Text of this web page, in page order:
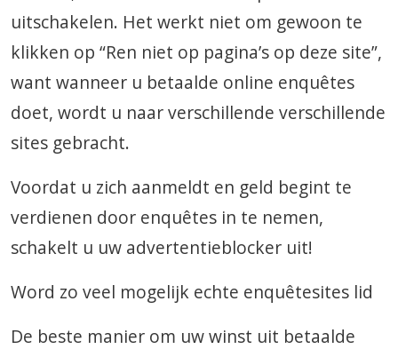
uitschakelen. Het werkt niet om gewoon te
klikken op “Ren niet op pagina’s op deze site”,
want wanneer u betaalde online enquêtes
doet, wordt u naar verschillende verschillende
sites gebracht.
Voordat u zich aanmeldt en geld begint te
verdienen door enquêtes in te nemen,
schakelt u uw advertentieblocker uit!
Word zo veel mogelijk echte enquêtesites lid
De beste manier om uw winst uit betaalde